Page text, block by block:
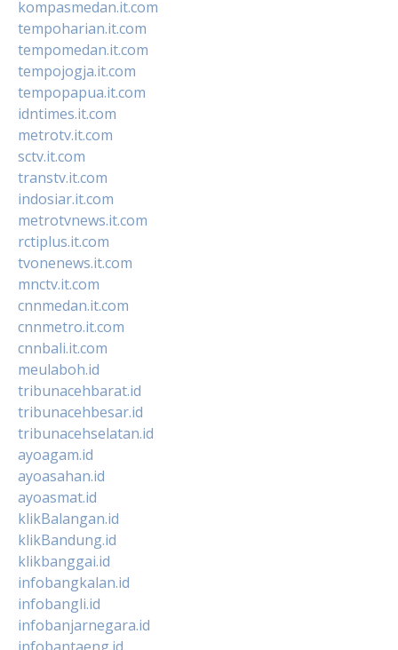
kompasmedan.it.com
tempoharian.it.com
tempomedan.it.com
tempojogja.it.com
tempopapua.it.com
idntimes.it.com
metrotv.it.com
sctv.it.com
transtv.it.com
indosiar.it.com
metrotvnews.it.com
rctiplus.it.com
tvonenews.it.com
mnctv.it.com
cnnmedan.it.com
cnnmetro.it.com
cnnbali.it.com
meulaboh.id
tribunacehbarat.id
tribunacehbesar.id
tribunacehselatan.id
ayoagam.id
ayoasahan.id
ayoasmat.id
klikBalangan.id
klikBandung.id
klikbanggai.id
infobangkalan.id
infobangli.id
infobanjarnegara.id
infobantaeng.id